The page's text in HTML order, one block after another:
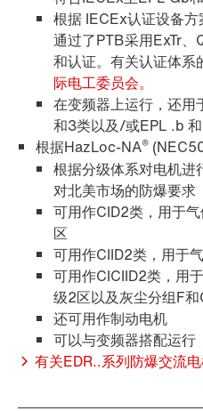
根据 IECEx认证设备
通过了PTB采用ExTr
和认证。有关认证体系
际电工委员会。
在变频器上运行，还
和3类以及/或EPL .b
根据HazLoc-NA®
根据分级体系对电机进
对北美市场的防爆要求
可用作CID2类，用于
区
可用作CIID2类，用于
可用作CICIID2类，用
级2区以及灰尘分组F
还可用作制动电机
可以与变频器搭配运行
有关EDR..系列防爆交流